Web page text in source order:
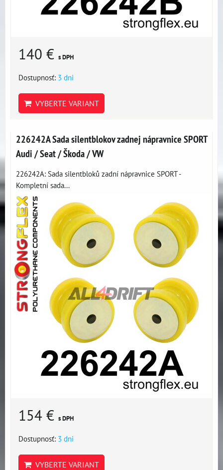
140 € s DPH
Dostupnosť: 3 dni
VYBERTE VARIANT
226242A Sada silentblokov zadnej nápravnice SPORT
Audi / Seat / Škoda / VW
226242A: Sada silentbloků zadní nápravnice SPORT -
Kompletní sada...
154 € s DPH
Dostupnosť: 3 dni
VYBERTE VARIANT